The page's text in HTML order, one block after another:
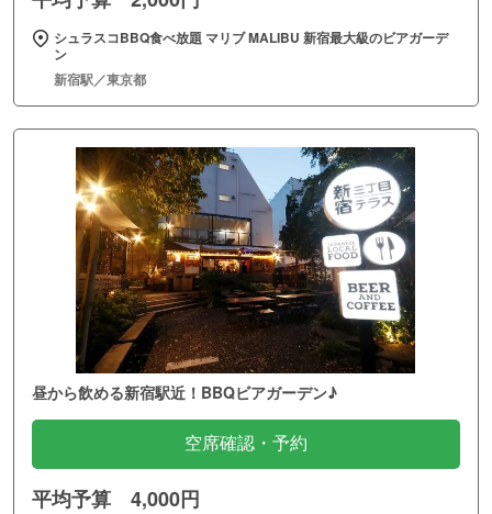
シュラスコBBQ食べ放題 マリブ MALIBU 新宿最大級のビアガーデ
ン
新宿駅／東京都
昼から飲める新宿駅近！BBQビアガーデン♪
空席確認・予約
平均予算 4,000円